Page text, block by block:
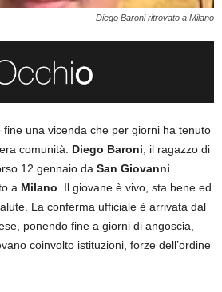
Diego Baroni ritrovato a Milano
una vicenda che per giorni ha tenuto
comunità. Diego Baroni , il ragazzo di
12 gennaio da San Giovanni
a Milano . Il giovane è vivo, sta bene ed
La conferma ufficiale è arrivata dal
ponendo fine a giorni di angoscia,
coinvolto istituzioni, forze dell’ordine